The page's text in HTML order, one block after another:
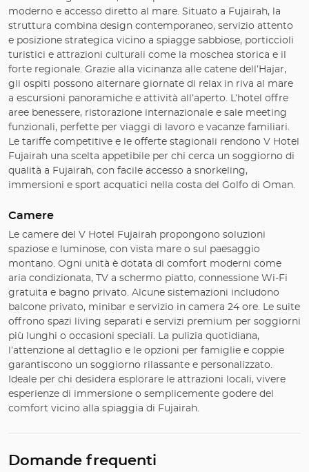
moderno e accesso diretto al mare. Situato a Fujairah, la
struttura combina design contemporaneo, servizio attento
e posizione strategica vicino a spiagge sabbiose, porticcioli
turistici e attrazioni culturali come la moschea storica e il
forte regionale. Grazie alla vicinanza alle catene dell’Hajar,
gli ospiti possono alternare giornate di relax in riva al mare
a escursioni panoramiche e attività all’aperto. L’hotel offre
aree benessere, ristorazione internazionale e sale meeting
funzionali, perfette per viaggi di lavoro e vacanze familiari.
Le tariffe competitive e le offerte stagionali rendono V Hotel
Fujairah una scelta appetibile per chi cerca un soggiorno di
qualità a Fujairah, con facile accesso a snorkeling,
immersioni e sport acquatici nella costa del Golfo di Oman.
Camere
Le camere del V Hotel Fujairah propongono soluzioni
spaziose e luminose, con vista mare o sul paesaggio
montano. Ogni unità è dotata di comfort moderni come
aria condizionata, TV a schermo piatto, connessione Wi‑Fi
gratuita e bagno privato. Alcune sistemazioni includono
balcone privato, minibar e servizio in camera 24 ore. Le suite
offrono spazi living separati e servizi premium per soggiorni
più lunghi o occasioni speciali. La pulizia quotidiana,
l’attenzione al dettaglio e le opzioni per famiglie e coppie
garantiscono un soggiorno rilassante e personalizzato.
Ideale per chi desidera esplorare le attrazioni locali, vivere
esperienze di immersione o semplicemente godere del
comfort vicino alla spiaggia di Fujairah.
Domande frequenti